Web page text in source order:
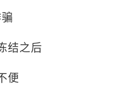
结之后
便